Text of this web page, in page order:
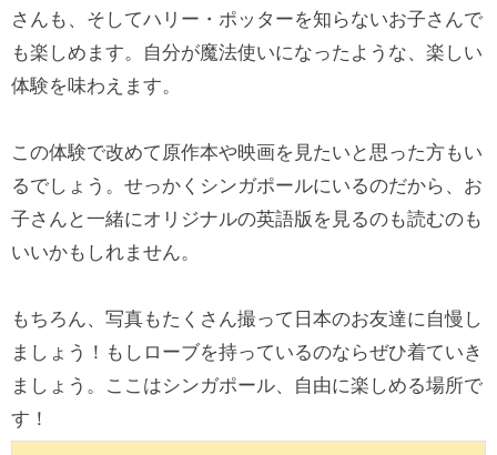
さんも、そしてハリー・ポッターを知らないお子さんで
も楽しめます。自分が魔法使いになったような、楽しい
体験を味わえます。
この体験で改めて原作本や映画を見たいと思った方もい
るでしょう。せっかくシンガポールにいるのだから、お
子さんと一緒にオリジナルの英語版を見るのも読むのも
いいかもしれません。
もちろん、写真もたくさん撮って日本のお友達に自慢し
ましょう！もしローブを持っているのならぜひ着ていき
ましょう。ここはシンガポール、自由に楽しめる場所で
す！